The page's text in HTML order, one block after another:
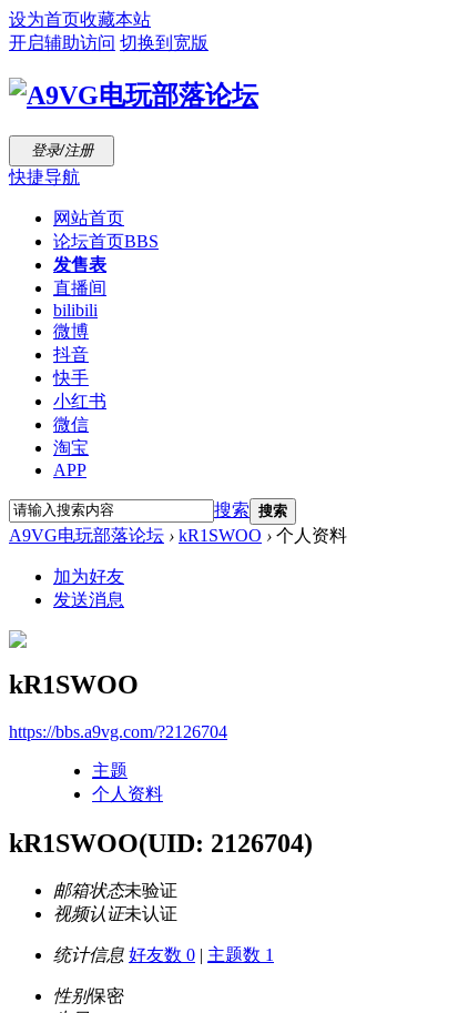
设为首页收藏本站
开启辅助访问 切换到宽版
登录/注册
快捷导航
网站首页
论坛首页BBS
发售表
直播间
bilibili
微博
抖音
快手
小红书
微信
淘宝
APP
搜索 搜索
A9VG电玩部落论坛 › kR1SWOO › 个人资料
加为好友
发送消息
kR1SWOO
https://bbs.a9vg.com/?2126704
主题
个人资料
kR1SWOO(UID: 2126704)
邮箱状态未验证
视频认证未认证
统计信息 好友数 0 | 主题数 1
性别保密